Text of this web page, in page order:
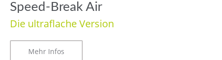
Speed-Break Air
Die ultraflache Version
Mehr Infos